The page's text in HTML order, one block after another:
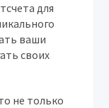
для
ваши
своих
не только